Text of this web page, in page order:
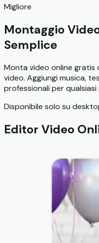
Migliore
Montaggio
Semplice
Monta video online
video. Aggiungi musica,
professionali per
Disponibile solo su
Editor Video